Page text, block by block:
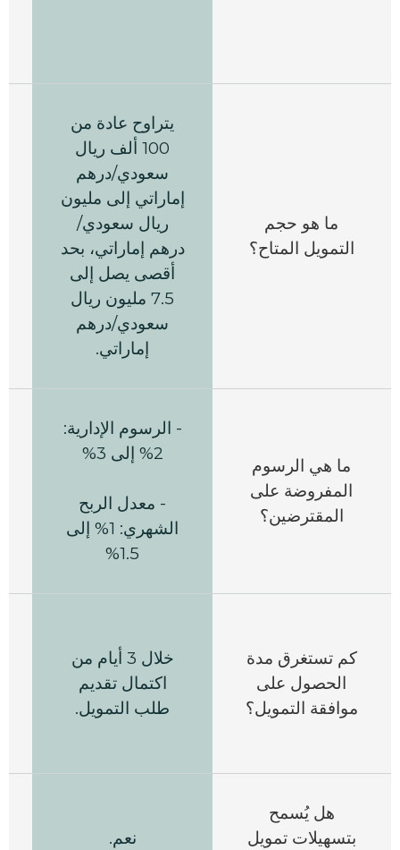
ما هو حجم
التمويل المتاح؟
يتراوح عادة من
100 ألف ريال
سعودي/درهم
إماراتي إلى مليون
ريال سعودي/
درهم إماراتي، بحد
أقصى يصل إلى
7.5 مليون ريال
سعودي/درهم
إماراتي.
ما هي الرسوم
المفروضة على
المقترضين؟
- الرسوم الإدارية:
2% إلى 3%
- معدل الربح
الشهري: 1% إلى
1.5%
كم تستغرق مدة
الحصول على
موافقة التمويل؟
خلال 3 أيام من
اكتمال تقديم
طلب التمويل.
هل يُسمح
بتسهيلات تمويل
نعم.